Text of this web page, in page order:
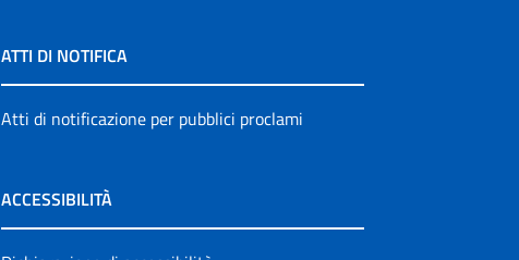
ATTI DI NOTIFICA
Atti di notificazione per pubblici proclami
ACCESSIBILITÀ